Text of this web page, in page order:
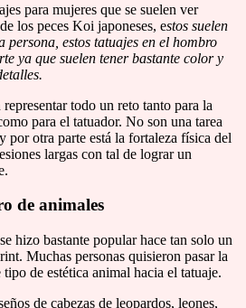
para mujeres que se suelen ver
los peces Koi japoneses, estos suelen
estos tatuajes en el hombro
ya que suelen tener bastante color y
todo un reto tanto para la
para el tatuador. No son una tarea
por otra parte está la fortaleza física del
largas con tal de lograr un
de animales
hizo bastante popular hace tan solo un
Muchas personas quisieron pasar la
de estética animal hacia el tatuaje.
de cabezas de leopardos, leones,